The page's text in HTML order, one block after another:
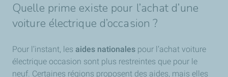
Quelle prime existe pour l’achat d’une
voiture électrique d’occasion ?
Pour l’instant, les aides nationales pour l’achat voiture
électrique occasion sont plus restreintes que pour le
neuf. Certaines régions proposent des aides, mais elles